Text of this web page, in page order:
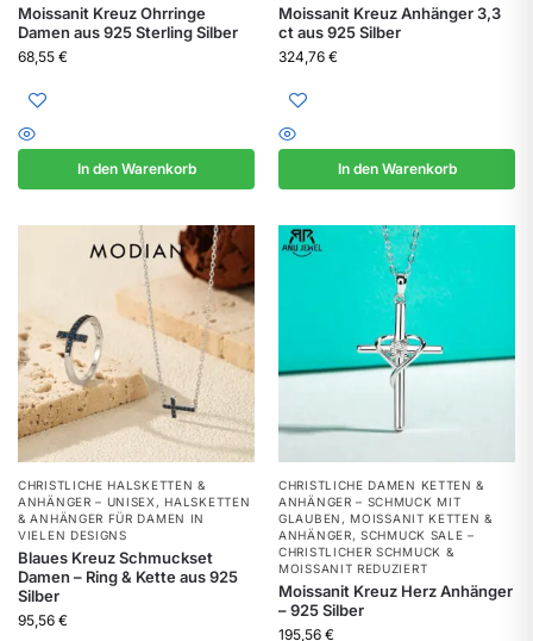
Moissanit Kreuz Ohrringe
Damen aus 925 Sterling Silber
68,55 €
In den Warenkorb
Moissanit Kreuz Anhänger 3,3
ct aus 925 Silber
324,76 €
In den Warenkorb
CHRISTLICHE HALSKETTEN &
ANHÄNGER – UNISEX ,HALSKETTEN
& ANHÄNGER FÜR DAMEN IN
VIELEN DESIGNS
Blaues Kreuz Schmuckset
Damen – Ring & Kette aus 925
Silber
95,56 €
CHRISTLICHE DAMEN KETTEN &
ANHÄNGER – SCHMUCK MIT
GLAUBEN ,MOISSANIT KETTEN &
ANHÄNGER,SCHMUCK SALE –
CHRISTLICHER SCHMUCK &
MOISSANIT REDUZIERT
Moissanit Kreuz Herz Anhänger
– 925 Silber
195,56 €